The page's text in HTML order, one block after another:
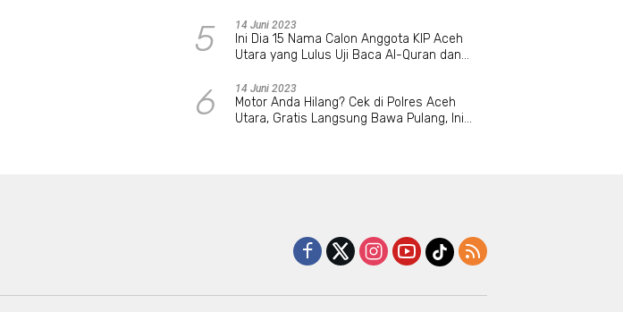
5 14 Juni 2023
Ini Dia 15 Nama Calon Anggota KIP Aceh
Utara yang Lulus Uji Baca Al-Quran dan
6 14 Juni 2023
Motor Anda Hilang? Cek di Polres Aceh
Utara, Gratis Langsung Bawa Pulang, Ini